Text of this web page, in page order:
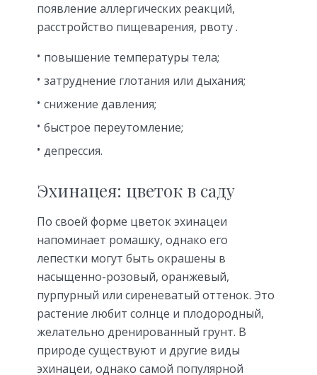
появление аллергических реакций,
расстройство пищеварения, рвоту .
повышение температуры тела;
затруднение глотания или дыхания;
снижение давления;
быстрое переутомление;
депрессия.
Эхинацея: цветок в саду
По своей форме цветок эхинацеи
напоминает ромашку, однако его
лепестки могут быть окрашены в
насыщенно-розовый, оранжевый,
пурпурный или сиреневатый оттенок. Это
растение любит солнце и плодородный,
желательно дренированный грунт. В
природе существуют и другие виды
эхинацеи, однако самой популярной